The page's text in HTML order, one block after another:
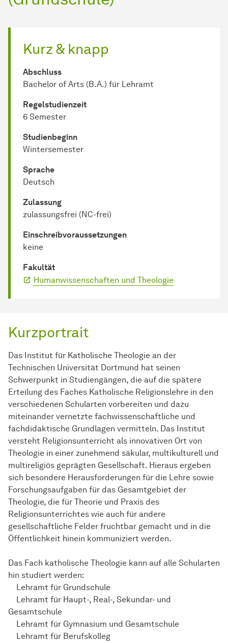
Kurz & knapp
Abschluss
Bachelor of Arts (B.A.) für Lehramt
Regel­studienzeit
6 Semester
Studienbeginn
Wintersemester
Sprache
Deutsch
Zulassung
zulassungsfrei (NC-frei)
Einschreib­voraussetzungen
keine
Fakultät
Humanwissenschaften und Theologie
Kurzportrait
Das Institut für Katholische Theologie an der
Technischen Universität Dortmund hat seinen
Schwerpunkt in Studiengängen, die auf die spätere
Erteilung des Faches Katholische Religionslehre in den
verschiedenen Schularten vorbereiten und dazu
miteinander vernetzte fachwissenschaftliche und
fachdidaktische Grundlagen vermitteln. Das Institut
versteht Religionsunterricht als innovativen Ort von
Theologie in einer zunehmend säkular, multikulturell und
multireligiös geprägten Gesellschaft. Hieraus ergeben
sich besondere Herausforderungen für die Lehre sowie
Forschungsaufgaben für das Gesamtgebiet der
Theologie, die für Theorie und Praxis des
Religionsunterrichtes wie auch für andere
gesellschaftliche Felder fruchtbar gemacht und in die
Öffentlichkeit hinein kommuniziert werden.
Das Fach katholische Theologie kann auf alle Schularten
hin studiert werden:
Lehramt für Grundschule
Lehramt für Haupt-, Real-, Sekundar- und
Gesamtschule
Lehramt für Gymnasium und Gesamtschule
Lehramt für Berufskolleg